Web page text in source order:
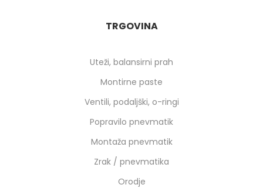
TRGOVINA
Uteži, balansirni prah
Montirne paste
Ventili, podaljški, o-ringi
Popravilo pnevmatik
Montaža pnevmatik
Zrak / pnevmatika
Orodje